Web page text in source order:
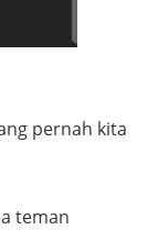
pernah kita
teman